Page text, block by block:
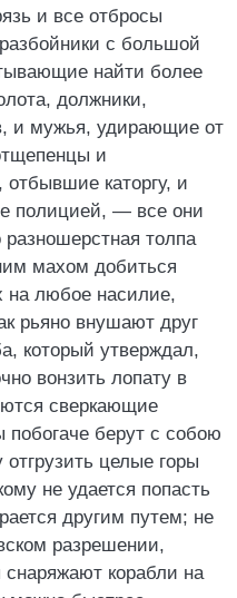
и все отбросы
с большой
найти более
должники,
и мужья, удирающие от
и
отбывшие каторгу, и
полицией, — все они
толпа
махом добиться
на любое насилие,
рьяно внушают друг
который утверждал,
вонзить лопату в
сверкающие
побогаче берут с собою
целые горы
не удается попасть
другим путем; не
разрешении,
корабли на